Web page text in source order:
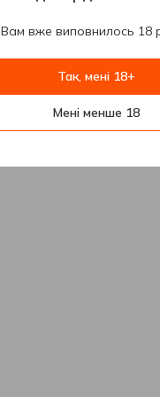
Вам вже виповнилось 18
Так, мені 18+
Мені менше 18